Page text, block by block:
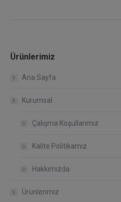
Ürünlerimiz
Ana Sayfa
Kurumsal
Çalışma Koşullarımız
Kalite Politikamız
Hakkımızda
Ürünlerimiz